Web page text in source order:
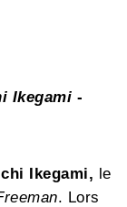
Ikegami -
Ikegami, le
. Lors